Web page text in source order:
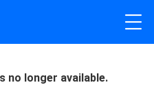
no longer available.